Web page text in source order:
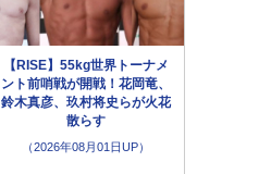
【RISE】55kg世界トーナメ
ント前哨戦が開戦！花岡竜、
鈴木真彦、玖村将史らが火花
散らす
（2026年08月01日UP）